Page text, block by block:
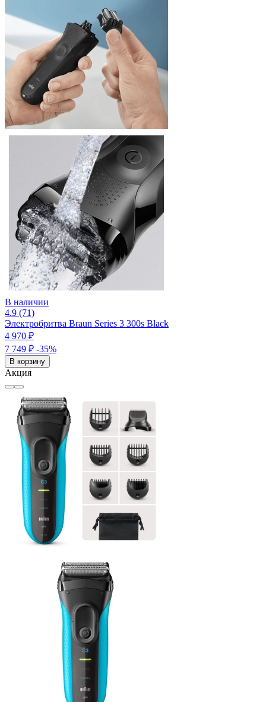
В наличии
4.9 (71)
Электробритва Braun Series 3 300s Black
4 970 ₽
7 749 ₽ -35%
В корзину
Акция